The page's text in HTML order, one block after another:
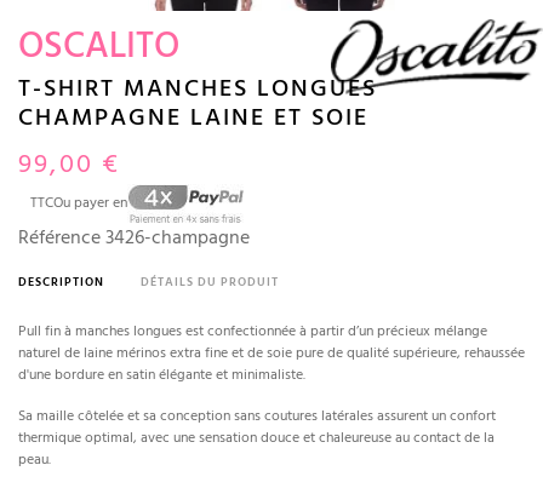
OSCALITO
T-SHIRT MANCHES LONGUES
CHAMPAGNE LAINE ET SOIE
99,00 €
TTCOu payer en
Référence3426-champagne
DESCRIPTION DÉTAILS DU PRODUIT
Pull fin à manches longues est confectionnée à partir d’un précieux mélange
naturel de laine mérinos extra fine et de soie pure de qualité supérieure, rehaussée
d'une bordure en satin élégante et minimaliste.
Sa maille côtelée et sa conception sans coutures latérales assurent un confort
thermique optimal, avec une sensation douce et chaleureuse au contact de la
peau.